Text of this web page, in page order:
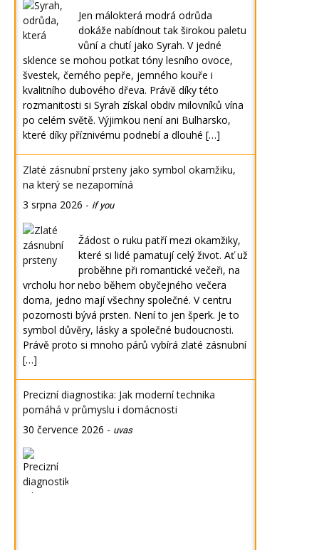
Jen málokterá modrá odrůda
dokáže nabídnout tak širokou paletu
vůní a chutí jako Syrah. V jedné
sklence se mohou potkat tóny lesního ovoce,
švestek, černého pepře, jemného kouře i
kvalitního dubového dřeva. Právě díky této
rozmanitosti si Syrah získal obdiv milovníků vína
po celém světě. Výjimkou není ani Bulharsko,
které díky příznivému podnebí a dlouhé […]
Zlaté zásnubní prsteny jako symbol okamžiku,
na který se nezapomíná
3 srpna 2026 - if you
Žádost o ruku patří mezi okamžiky,
které si lidé pamatují celý život. Ať už
proběhne při romantické večeři, na
vrcholu hor nebo během obyčejného večera
doma, jedno mají všechny společné. V centru
pozornosti bývá prsten. Není to jen šperk. Je to
symbol důvěry, lásky a společné budoucnosti.
Právě proto si mnoho párů vybírá zlaté zásnubní
[…]
Precizní diagnostika: Jak moderní technika
pomáhá v průmyslu i domácnosti
30 července 2026 - uvas